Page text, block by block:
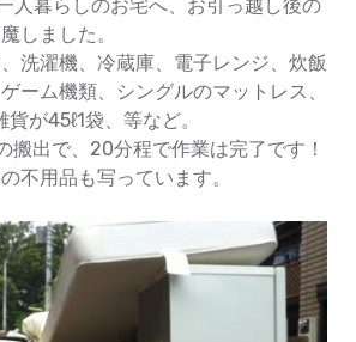
人暮らしのお宅へ、お引っ越し後の
しました。
洗濯機、冷蔵庫、電子レンジ、炊飯
ーム機類、シングルのマットレス、
が45ℓ1袋、等など。
搬出で、20分程で作業は完了です！
不用品も写っています。